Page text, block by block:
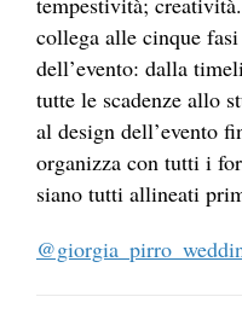
collega alle cinque
dell’evento: dalla
tutte le scadenze allo
al design dell’evento
organizza con tutti i
siano tutti allineati